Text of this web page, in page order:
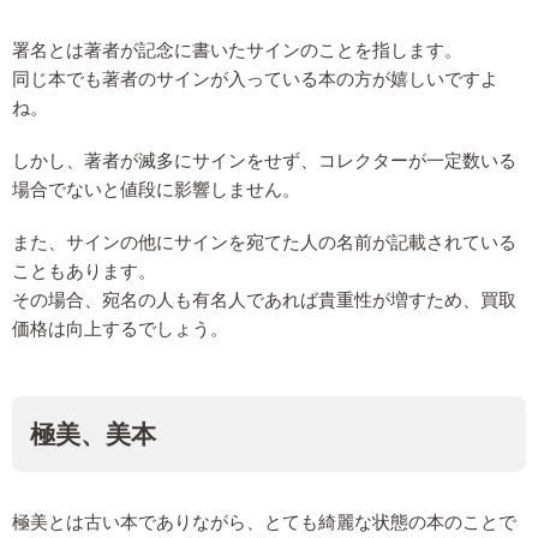
署名とは著者が記念に書いたサインのことを指します。
同じ本でも著者のサインが入っている本の方が嬉しいですよ
ね。
しかし、著者が滅多にサインをせず、コレクターが一定数いる
場合でないと値段に影響しません。
また、サインの他にサインを宛てた人の名前が記載されている
こともあります。
その場合、宛名の人も有名人であれば貴重性が増すため、買取
価格は向上するでしょう。
極美、美本
極美とは古い本でありながら、とても綺麗な状態の本のことで